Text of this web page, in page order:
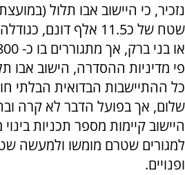
נזכיר, כי היישוב אבו תלול
שטח של כ11.5 אלף
פי מדיניות ההסדרה, הישוב אבו
כל ההתיישבות הבדואית הבלתי
שלום, אך בפועל הדבר לא קרה
היישוב קיימות מספר תכניות
למגורים שטרם מומשו ולמעשה
ופנויים.